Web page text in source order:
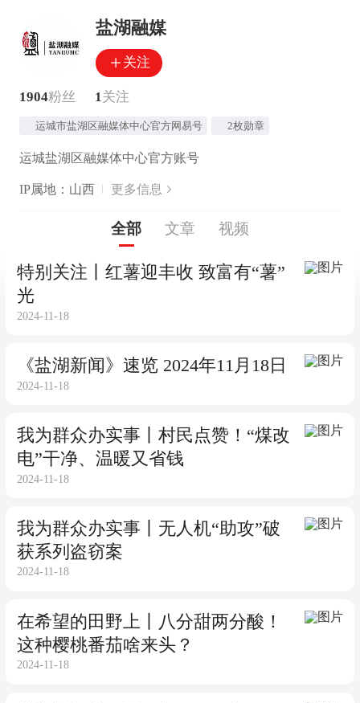
盐湖融媒
关注
1904粉丝 1 关注
运城市盐湖区融媒体中心官方网易号 2枚勋章
运城盐湖区融媒体中心官方账号
IP属地：山西 更多信息
全部 文章 视频
特别关注丨红薯迎丰收 致富有“薯”
光
2024-11-18
《盐湖新闻》速览 2024年11月18日
2024-11-18
我为群众办实事丨村民点赞！“煤改
电”干净、温暖又省钱
2024-11-18
我为群众办实事丨无人机“助攻”破
获系列盗窃案
2024-11-18
在希望的田野上丨八分甜两分酸！
这种樱桃番茄啥来头？
2024-11-18